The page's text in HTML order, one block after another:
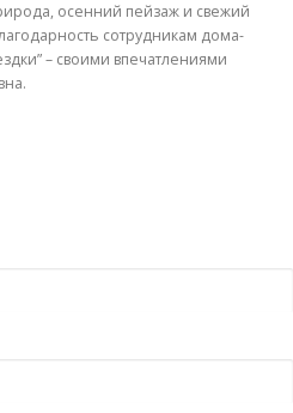
осенний пейзаж и свежий
сотрудникам дома-
– своими впечатлениями